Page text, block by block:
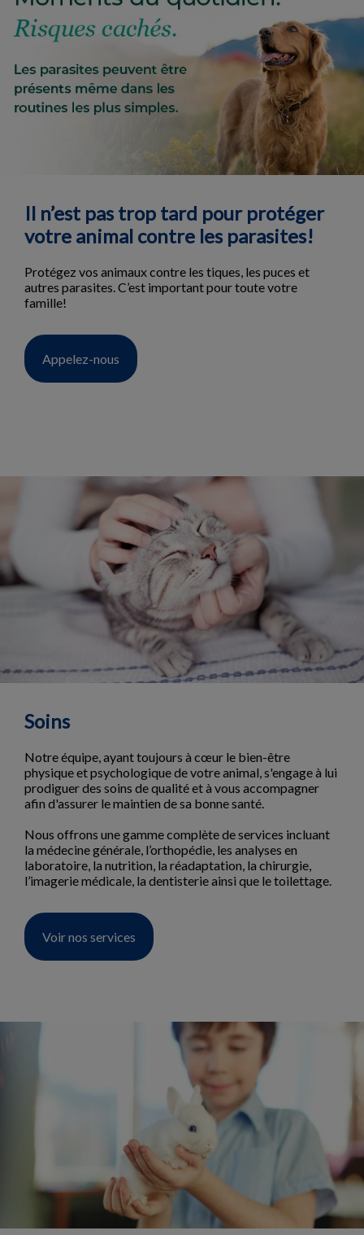
Il n’est pas trop tard pour protéger
votre animal contre les parasites!
Protégez vos animaux contre les tiques, les puces et
autres parasites. C’est important pour toute votre
famille!
Appelez-nous
Soins
Notre équipe, ayant toujours à cœur le bien-être
physique et psychologique de votre animal, s'engage à lui
prodiguer des soins de qualité et à vous accompagner
afin d'assurer le maintien de sa bonne santé.
Nous offrons une gamme complète de services incluant
la médecine générale, l’orthopédie, les analyses en
laboratoire, la nutrition, la réadaptation, la chirurgie,
l’imagerie médicale, la dentisterie ainsi que le toilettage.
Voir nos services